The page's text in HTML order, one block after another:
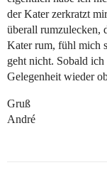
der Kater zerkratzt
überall rumzulecken,
Kater rum, fühl mich
geht nicht. Sobald
Gelegenheit wieder
Gruß
André